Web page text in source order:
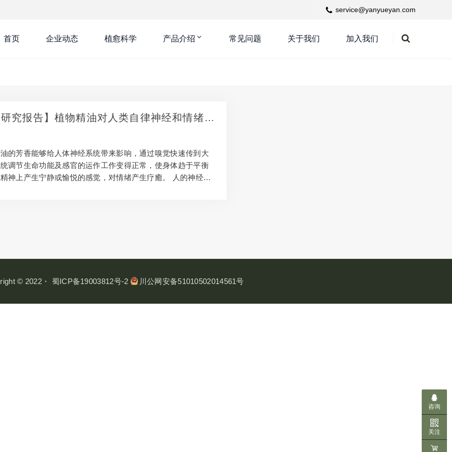
service@yanyueyan.com
首页 企业动态 植愈科学 产品介绍 常见问题 关于我们 加入我们
研究报告】植物精油对人类自律神经和情绪的
效果
的芳香能够给人体神经系统带来影响，通过嗅觉快速传到大
调节生命功能及感官的运作工作变得正常，使身体趋于平衡
神上产生宁静或愉悦的感觉，对情绪产生疗癒。 人的神经系
© 2022・ 蜀ICP备19003812号-2 川公网安备51010502014561号
咨询
关注